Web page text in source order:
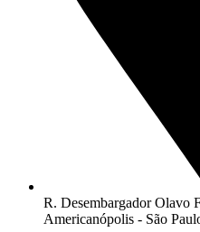
R. Desembargador Olavo
Americanópolis - São